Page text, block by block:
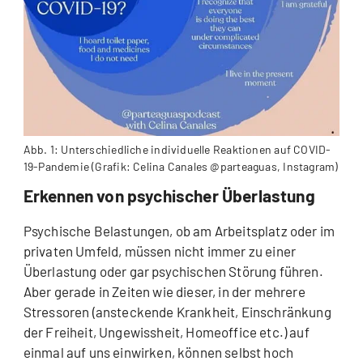
Abb. 1: Unterschiedliche individuelle Reaktionen auf COVID-
19-Pandemie (Grafik: Celina Canales @parteaguas, Instagram)
Erkennen von psychischer Überlastung
Psychische Belastungen, ob am Arbeitsplatz oder im
privaten Umfeld, müssen nicht immer zu einer
Überlastung oder gar psychischen Störung führen.
Aber gerade in Zeiten wie dieser, in der mehrere
Stressoren (ansteckende Krankheit, Einschränkung
der Freiheit, Ungewissheit, Homeoffice etc.) auf
einmal auf uns einwirken, können selbst hoch